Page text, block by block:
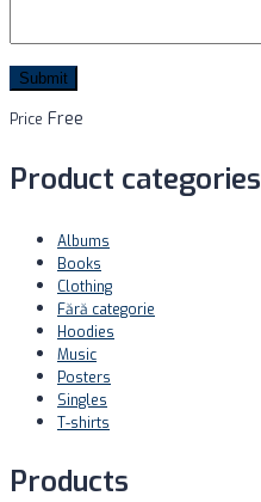
Price Free
Product categories
Albums
Books
Clothing
Fără categorie
Hoodies
Music
Posters
Singles
T-shirts
Products